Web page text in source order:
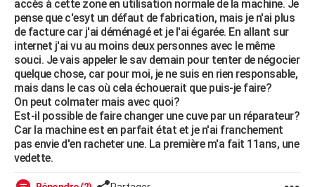
Destinations
City break
Voyage nature
Voyage de noces
Forum
Climat
+
GUIDES D'ACHAT
BONS PLANS
CARTE DE VOEUX
Carte de Noël
Carte Bonne année
Carte Saint-Valentin
Carte Pâques
Carte d'anniversaire
DICTIONNAIRE
Dictionnaire
Biographies
Citations
Expressions
Proverbes
PROGRAMME TV
COPAINS D'AVANT
accès à cette zone en utilisation normale de la machine. Je
pense que c'esyt un défaut de fabrication, mais je n'ai plus
de facture car j'ai déménagé et je l'ai égarée. En allant sur
internet j'ai vu au moins deux personnes avec le même
souci. Je vais appeler le sav demain pour tenter de négocier
quelque chose, car pour moi, je ne suis en rien responsable,
mais dans le cas où cela échouerait que puis-je faire?
On peut colmater mais avec quoi?
Est-il possible de faire changer une cuve par un réparateur?
Car la machine est en parfait état et je n'ai franchement
pas envie d'en racheter une. La première m'a fait 11ans, une
vedette.